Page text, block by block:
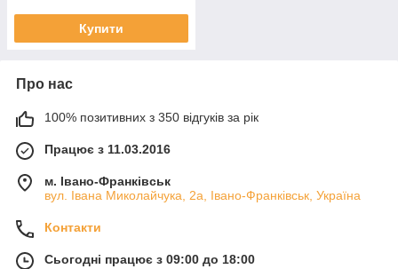
Купити
Про нас
100% позитивних з 350 відгуків за рік
Працює з 11.03.2016
м. Івано-Франківськ
вул. Івана Миколайчука, 2а, Івано-Франківськ, Україна
Контакти
Сьогодні працює з 09:00 до 18:00